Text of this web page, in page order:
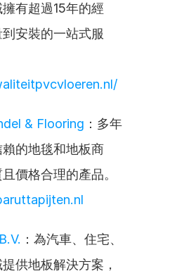
有超過15年的經
安裝的一站式服
& Flooring ：多年
的地毯和地板商
價格合理的產品。
：為汽車、住宅、
供地板解決方案，